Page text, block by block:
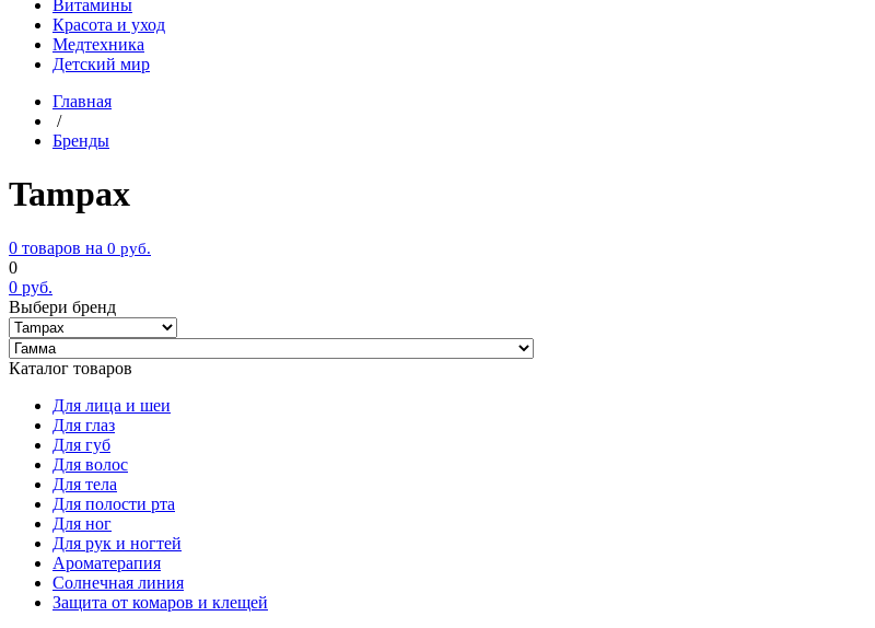
Витамины
Красота и уход
Медтехника
Детский мир
Главная
/
Бренды
Tampax
0 товаров на 0 руб.
0
0 руб.
Выбери бренд
Каталог товаров
Для лица и шеи
Для глаз
Для губ
Для волос
Для тела
Для полости рта
Для ног
Для рук и ногтей
Ароматерапия
Солнечная линия
Защита от комаров и клещей